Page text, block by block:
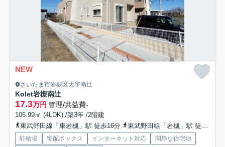
NEW
さいたま市岩槻区大字南辻
Kolet岩槻南辻
17.3万円 管理/共益費-
105.99㎡ (4LDK) /築3年 /2階建
東武野田線「東岩槻」駅 徒歩16分
東武野田線「岩槻」駅 徒歩20分
駐輪場 宅配ボックス インターネット対応
閑静な住宅地